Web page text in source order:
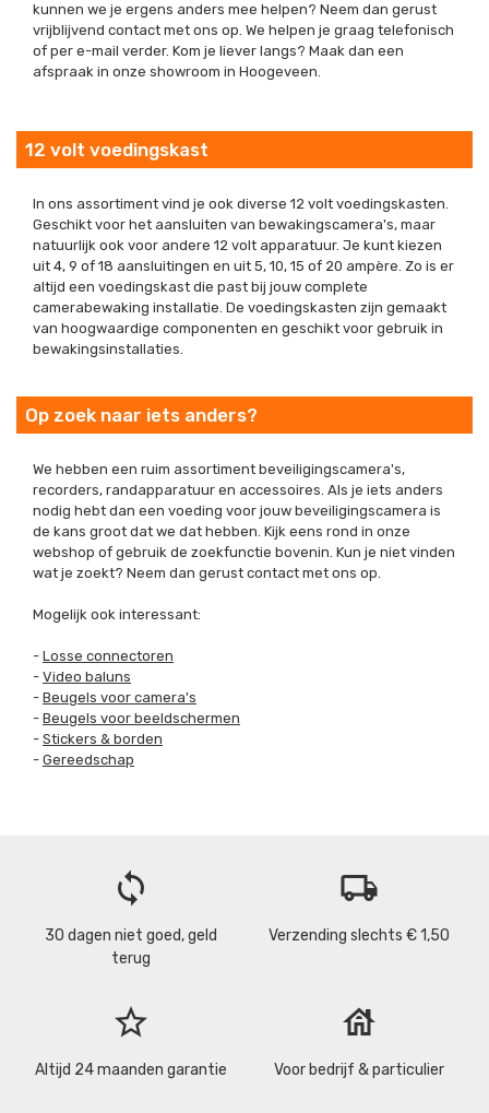
kunnen we je ergens anders mee helpen? Neem dan gerust
vrijblijvend contact met ons op. We helpen je graag telefonisch
of per e-mail verder. Kom je liever langs? Maak dan een
afspraak in onze showroom in Hoogeveen.
12 volt voedingskast
In ons assortiment vind je ook diverse 12 volt voedingskasten.
Geschikt voor het aansluiten van bewakingscamera's, maar
natuurlijk ook voor andere 12 volt apparatuur. Je kunt kiezen
uit 4, 9 of 18 aansluitingen en uit 5, 10, 15 of 20 ampère. Zo is er
altijd een voedingskast die past bij jouw complete
camerabewaking installatie. De voedingskasten zijn gemaakt
van hoogwaardige componenten en geschikt voor gebruik in
bewakingsinstallaties.
Op zoek naar iets anders?
We hebben een ruim assortiment beveiligingscamera's,
recorders, randapparatuur en accessoires. Als je iets anders
nodig hebt dan een voeding voor jouw beveiligingscamera is
de kans groot dat we dat hebben. Kijk eens rond in onze
webshop of gebruik de zoekfunctie bovenin. Kun je niet vinden
wat je zoekt? Neem dan gerust contact met ons op.
Mogelijk ook interessant:
- Losse connectoren
- Video baluns
- Beugels voor camera's
- Beugels voor beeldschermen
- Stickers & borden
- Gereedschap
loop
30 dagen niet goed, geld
terug
local_shipping
Verzending slechts € 1,50
star_border
Altijd 24 maanden garantie
house
Voor bedrijf & particulier